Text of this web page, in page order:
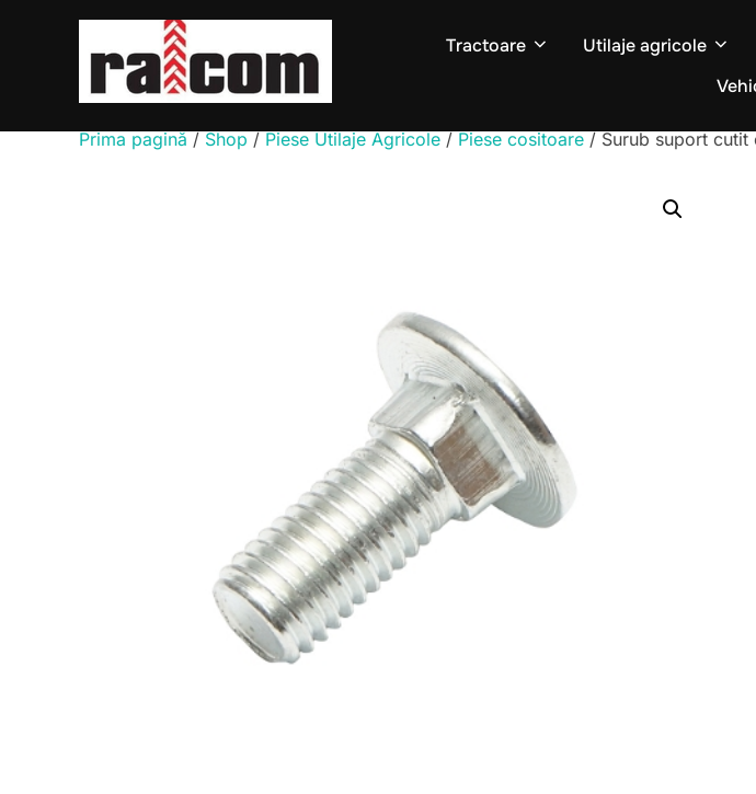
Tractoare Utilaje agricole
Prima pagină/Shop/Piese Utilaje Agricole/Piese cositoare/ Surub suport cutit